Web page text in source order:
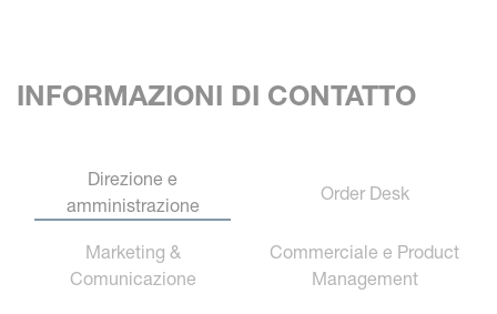
INFORMAZIONI DI CONTATTO
Direzione e
amministrazione
Order Desk
Marketing &
Comunicazione
Commerciale e Product
Management